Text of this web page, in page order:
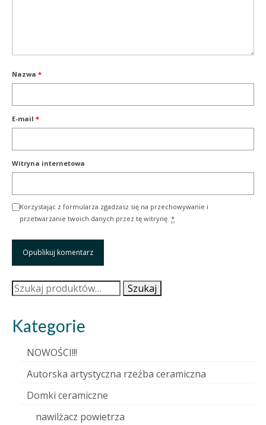
Nazwa *
E-mail *
Witryna internetowa
Korzystając z formularza zgadzasz się na przechowywanie i
przetwarzanie twoich danych przez tę witrynę. *
Szukaj: Szukaj
Kategorie
NOWOŚCI!!!
Autorska artystyczna rzeźba ceramiczna
Domki ceramiczne
nawilżacz powietrza